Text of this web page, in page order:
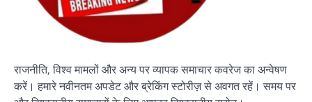
राजनीति, विश्व मामलों और अन्य पर व्यापक समाचार कवरेज का अन्वेषण
करें। हमारे नवीनतम अपडेट और ब्रेकिंग स्टोरीज़ से अवगत रहें। समय पर